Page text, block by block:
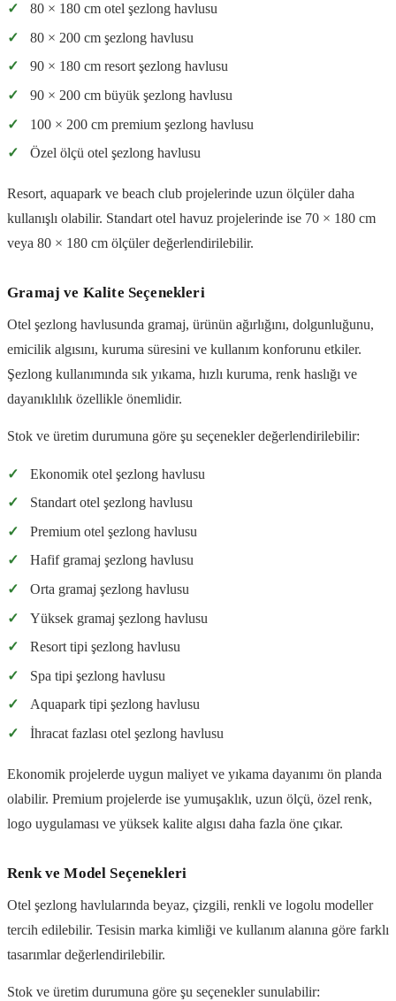
✓
80 × 180 cm otel şezlong havlusu
✓
80 × 200 cm şezlong havlusu
✓
90 × 180 cm resort şezlong havlusu
✓
90 × 200 cm büyük şezlong havlusu
✓
100 × 200 cm premium şezlong havlusu
✓
Özel ölçü otel şezlong havlusu
Resort, aquapark ve beach club projelerinde uzun ölçüler daha
kullanışlı olabilir. Standart otel havuz projelerinde ise 70 × 180 cm
veya 80 × 180 cm ölçüler değerlendirilebilir.
Gramaj ve Kalite Seçenekleri
Otel şezlong havlusunda gramaj, ürünün ağırlığını, dolgunluğunu,
emicilik algısını, kuruma süresini ve kullanım konforunu etkiler.
Şezlong kullanımında sık yıkama, hızlı kuruma, renk haslığı ve
dayanıklılık özellikle önemlidir.
Stok ve üretim durumuna göre şu seçenekler değerlendirilebilir:
✓
Ekonomik otel şezlong havlusu
✓
Standart otel şezlong havlusu
✓
Premium otel şezlong havlusu
✓
Hafif gramaj şezlong havlusu
✓
Orta gramaj şezlong havlusu
✓
Yüksek gramaj şezlong havlusu
✓
Resort tipi şezlong havlusu
✓
Spa tipi şezlong havlusu
✓
Aquapark tipi şezlong havlusu
✓
İhracat fazlası otel şezlong havlusu
Ekonomik projelerde uygun maliyet ve yıkama dayanımı ön planda
olabilir. Premium projelerde ise yumuşaklık, uzun ölçü, özel renk,
logo uygulaması ve yüksek kalite algısı daha fazla öne çıkar.
Renk ve Model Seçenekleri
Otel şezlong havlularında beyaz, çizgili, renkli ve logolu modeller
tercih edilebilir. Tesisin marka kimliği ve kullanım alanına göre farklı
tasarımlar değerlendirilebilir.
Stok ve üretim durumuna göre şu seçenekler sunulabilir: